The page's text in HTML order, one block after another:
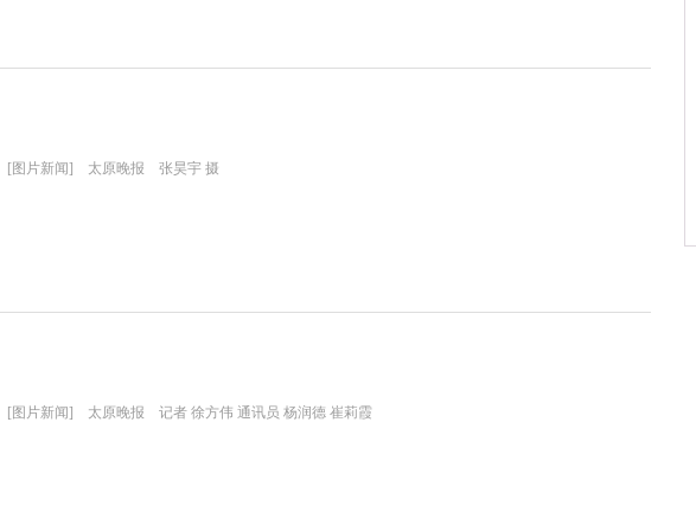
[图片新闻] 太原晚报 张昊宇 摄
[图片新闻] 太原晚报 记者 徐方伟 通讯员 杨润德 崔莉霞